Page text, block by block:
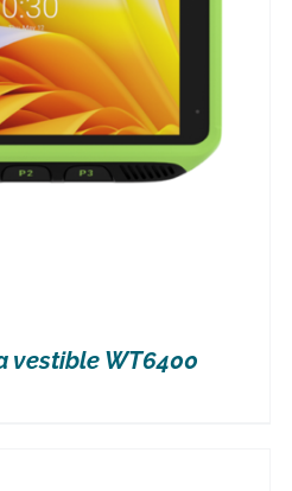
vestible WT6400